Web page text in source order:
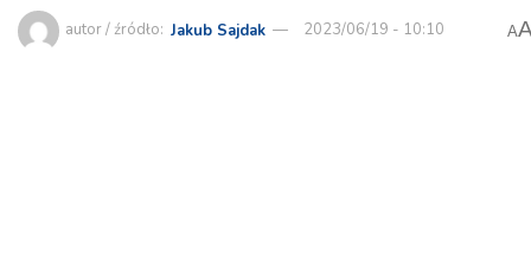
autor / źródło: Jakub Sajdak 2023/06/19 - 10:10 A